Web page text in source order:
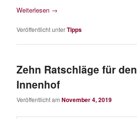
Weiterlesen →
Veröffentlicht unterTipps
Zehn Ratschläge für den
Innenhof
Veröffentlicht amNovember 4, 2019